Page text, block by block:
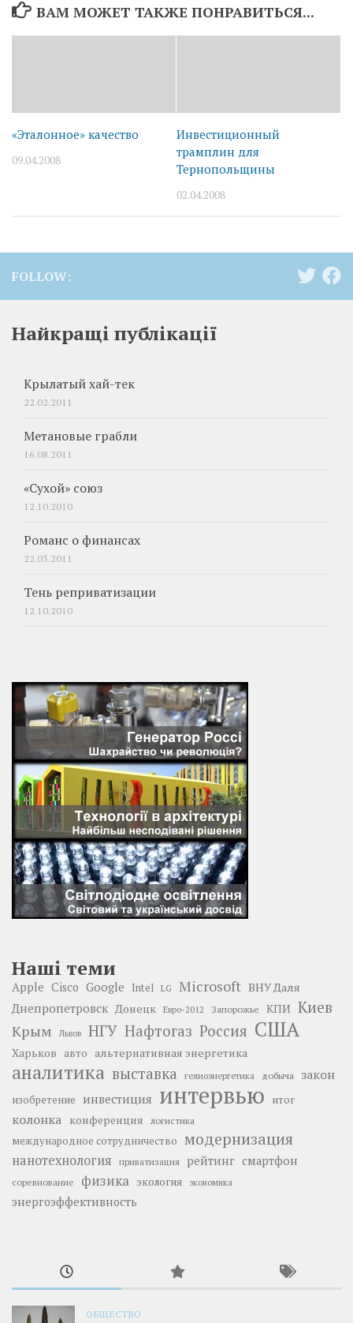
ВАМ МОЖЕТ ТАКЖЕ ПОНРАВИТЬСЯ...
«Эталонное» качество
09.04.2008
Инвестиционный
трамплин для
Тернопольщины
02.04.2008
FOLLOW:
Найкращі публікації
Крылатый хай-тек
22.02.2011
Метановые грабли
16.08.2011
«Сухой» союз
12.10.2010
Романс о финансах
22.03.2011
Тень реприватизации
12.10.2010
Наші теми
Apple Cisco Google Intel LG Microsoft ВНУ Даля
Днепропетровск Донецк Евро-2012 Запорожье КПИ Киев
Крым Львов НГУ Нафтогаз Россия США
Харьков авто альтернативная энергетика
аналитика выставка гелиоэнергетика добыча закон
изобретение инвестиция интервью итог
колонка конференция логистика
международное сотрудничество модернизация
нанотехнология приватизация рейтинг смартфон
соревнование физика экология экономика
энергоэффективность
ОБЩЕСТВО